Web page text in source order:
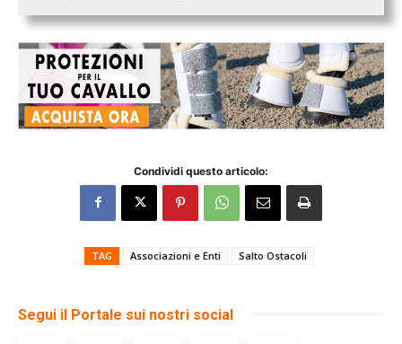
Condividi questo articolo:
TAG Associazioni e Enti Salto Ostacoli
Segui il Portale sui nostri social